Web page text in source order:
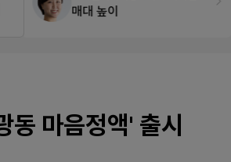
매대 높이
동 마음정액' 출시